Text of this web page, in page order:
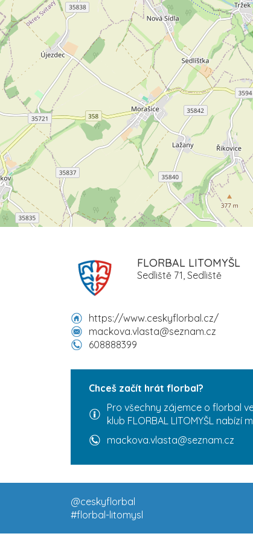
FLORBAL LITOMYŠL
Sedliště 71, Sedliště
https://www.ceskyflorbal.cz/
mackova.vlasta@seznam.cz
608888399
Chceš začít hrát florbal?
Pro všechny zájemce o florbal
klub FLORBAL LITOMYŠL
mackova.vlasta@seznam.cz
@ceskyflorbal
#florbal-litomysl